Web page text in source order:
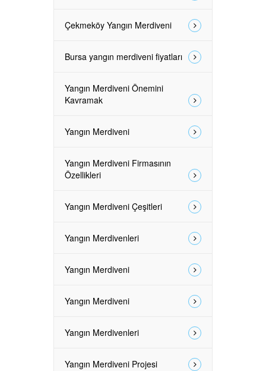
Çekmeköy Yangın Merdiveni
Bursa yangın merdiveni fiyatları
Yangın Merdiveni Önemini
Kavramak
Yangın Merdiveni
Yangın Merdiveni Firmasının
Özellikleri
Yangın Merdiveni Çeşitleri
Yangın Merdivenleri
Yangın Merdiveni
Yangın Merdiveni
Yangın Merdivenleri
Yangın Merdiveni Projesi